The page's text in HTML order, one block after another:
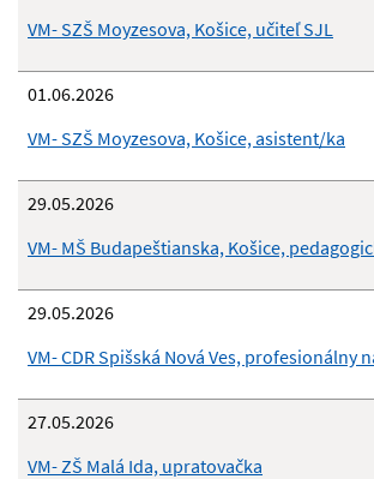
VM- SZŠ Moyzesova, Košice, učiteľ SJL
01.06.2026
VM- SZŠ Moyzesova, Košice, asistent/ka
29.05.2026
VM- MŠ Budapeštianska, Košice,
29.05.2026
VM- CDR Spišská Nová Ves, profesionálny
27.05.2026
VM- ZŠ Malá Ida, upratovačka